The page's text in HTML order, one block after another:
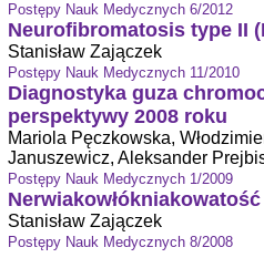
Postępy Nauk Medycznych 6/2012
Neurofibromatosis type II
Stanisław Zajączek
Postępy Nauk Medycznych 11/2010
Diagnostyka guza
perspektywy 2008 roku
Mariola Pęczkowska,
Januszewicz, Aleksander
Postępy Nauk Medycznych 1/2009
Stanisław Zajączek
Postępy Nauk Medycznych 8/2008